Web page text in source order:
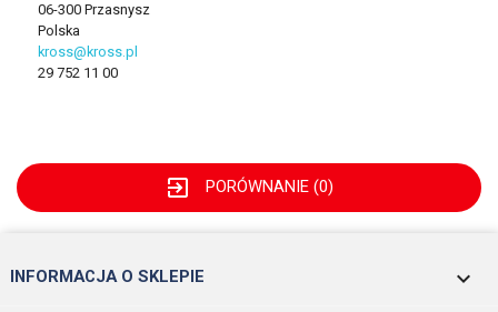
06-300 Przasnysz
Polska
kross@kross.pl
29 752 11 00
exit_to_app PORÓWNANIE (0)
INFORMACJA O SKLEPIE keyboard_arrow_down